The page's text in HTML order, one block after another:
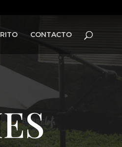
CONTACTO